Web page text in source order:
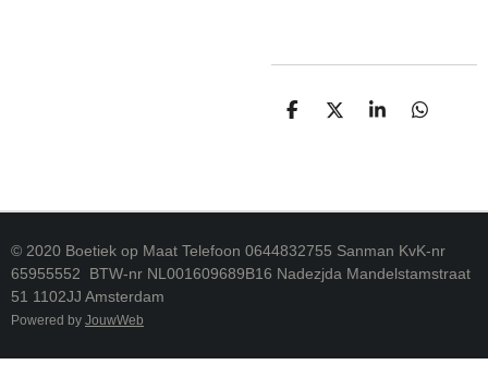
D
D
S
D
© 2020 Boetiek op Maat Telefoon 0644832755 Sanman KvK-nr
65955552 BTW-nr NL001609689B16 Nadezjda Mandelstamstraat
51 1102JJ Amsterdam
Powered by JouwWeb